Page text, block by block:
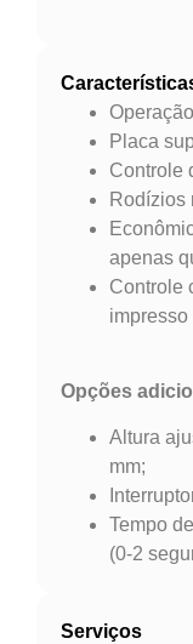
Placa
Controle
Rodízios
apenas
Controle
impresso
Opções
Altura
mm;
Tempo
(0-2
Serviços